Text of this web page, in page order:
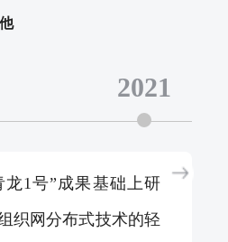
2021
1号”成果基础上研
织网分布式技术的轻